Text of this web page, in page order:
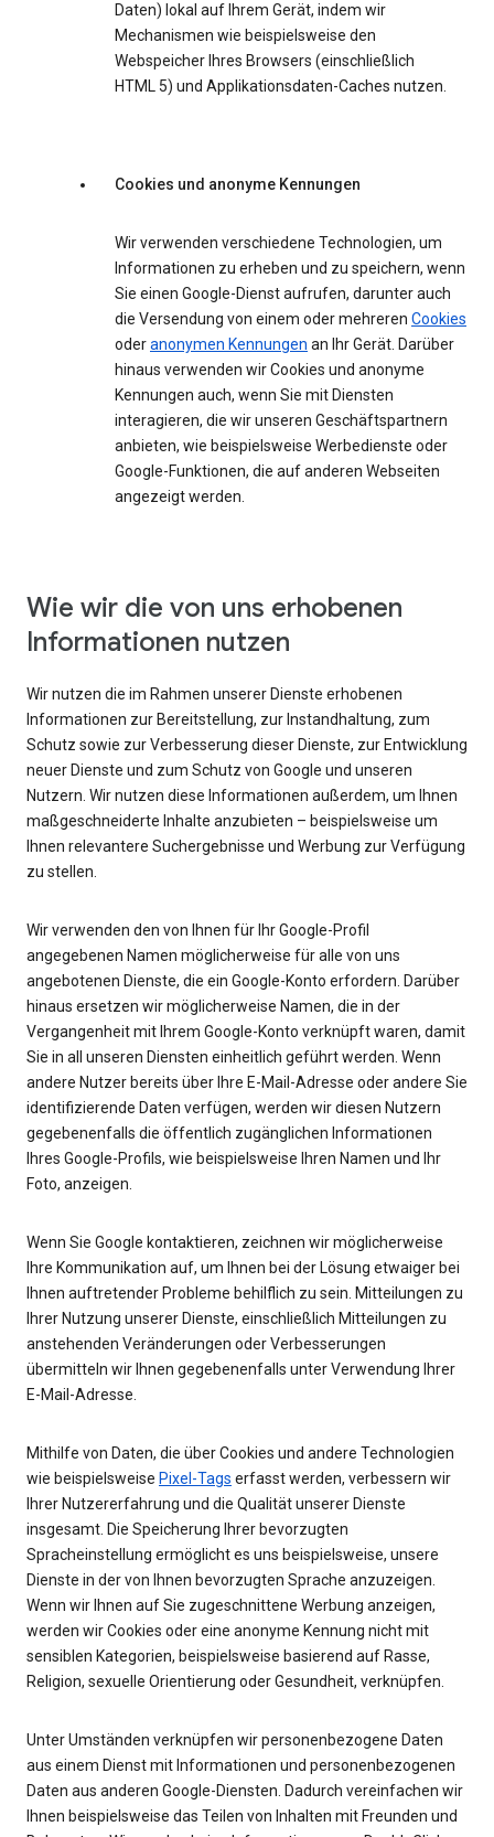
Daten) lokal auf Ihrem Gerät, indem wir
Mechanismen wie beispielsweise den
Webspeicher Ihres Browsers (einschließlich
HTML 5) und Applikationsdaten-Caches nutzen.
Cookies und anonyme Kennungen
Wir verwenden verschiedene Technologien, um
Informationen zu erheben und zu speichern, wenn
Sie einen Google-Dienst aufrufen, darunter auch
die Versendung von einem oder mehreren Cookies
oderanonymen Kennungen an Ihr Gerät. Darüber
hinaus verwenden wir Cookies und anonyme
Kennungen auch, wenn Sie mit Diensten
interagieren, die wir unseren Geschäftspartnern
anbieten, wie beispielsweise Werbedienste oder
Google-Funktionen, die auf anderen Webseiten
angezeigt werden.
Wie wir die von uns erhobenen
Informationen nutzen
Wir nutzen die im Rahmen unserer Dienste erhobenen
Informationen zur Bereitstellung, zur Instandhaltung, zum
Schutz sowie zur Verbesserung dieser Dienste, zur Entwicklung
neuer Dienste und zum Schutz von Google und unseren
Nutzern. Wir nutzen diese Informationen außerdem, um Ihnen
maßgeschneiderte Inhalte anzubieten – beispielsweise um
Ihnen relevantere Suchergebnisse und Werbung zur Verfügung
zu stellen.
Wir verwenden den von Ihnen für Ihr Google-Profil
angegebenen Namen möglicherweise für alle von uns
angebotenen Dienste, die ein Google-Konto erfordern. Darüber
hinaus ersetzen wir möglicherweise Namen, die in der
Vergangenheit mit Ihrem Google-Konto verknüpft waren, damit
Sie in all unseren Diensten einheitlich geführt werden. Wenn
andere Nutzer bereits über Ihre E-Mail-Adresse oder andere Sie
identifizierende Daten verfügen, werden wir diesen Nutzern
gegebenenfalls die öffentlich zugänglichen Informationen
Ihres Google-Profils, wie beispielsweise Ihren Namen und Ihr
Foto, anzeigen.
Wenn Sie Google kontaktieren, zeichnen wir möglicherweise
Ihre Kommunikation auf, um Ihnen bei der Lösung etwaiger bei
Ihnen auftretender Probleme behilflich zu sein. Mitteilungen zu
Ihrer Nutzung unserer Dienste, einschließlich Mitteilungen zu
anstehenden Veränderungen oder Verbesserungen
übermitteln wir Ihnen gegebenenfalls unter Verwendung Ihrer
E-Mail-Adresse.
Mithilfe von Daten, die über Cookies und andere Technologien
wie beispielsweise Pixel-Tags erfasst werden, verbessern wir
Ihrer Nutzererfahrung und die Qualität unserer Dienste
insgesamt. Die Speicherung Ihrer bevorzugten
Spracheinstellung ermöglicht es uns beispielsweise, unsere
Dienste in der von Ihnen bevorzugten Sprache anzuzeigen.
Wenn wir Ihnen auf Sie zugeschnittene Werbung anzeigen,
werden wir Cookies oder eine anonyme Kennung nicht mit
sensiblen Kategorien, beispielsweise basierend auf Rasse,
Religion, sexuelle Orientierung oder Gesundheit, verknüpfen.
Unter Umständen verknüpfen wir personenbezogene Daten
aus einem Dienst mit Informationen und personenbezogenen
Daten aus anderen Google-Diensten. Dadurch vereinfachen wir
Ihnen beispielsweise das Teilen von Inhalten mit Freunden und